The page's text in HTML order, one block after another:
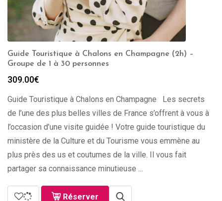
Guide Touristique à Chalons en Champagne (2h) –
Groupe de 1 à 30 personnes
309.00€
Guide Touristique à Chalons en Champagne Les secrets
de l’une des plus belles villes de France s’offrent à vous à
l’occasion d’une visite guidée ! Votre guide touristique du
ministère de la Culture et du Tourisme vous emmène au
plus près des us et coutumes de la ville. Il vous fait
partager sa connaissance minutieuse …
Réserver